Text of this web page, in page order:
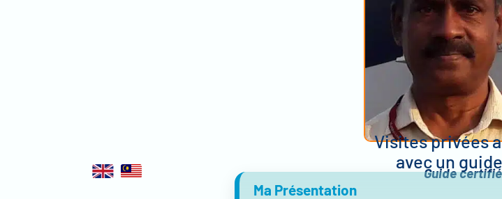
Visites privées
avec un
Guide certifié
Ma Présentation